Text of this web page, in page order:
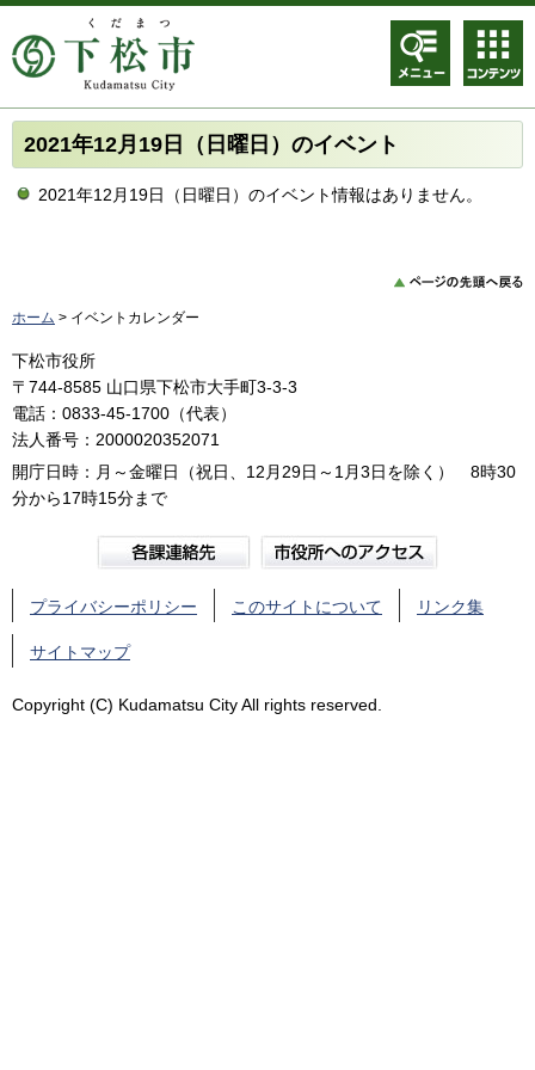
メニュ
ー
コンテ
ンツメ
ニュー
2021年12月19日（日曜日）のイベント
2021年12月19日（日曜日）のイベント情報はありません。
ホーム > イベントカレンダー
下松市役所
〒744-8585 山口県下松市大手町3-3-3
電話：0833-45-1700（代表）
法人番号：2000020352071
開庁日時：月～金曜日（祝日、12月29日～1月3日を除く） 8時30
分から17時15分まで
プライバシーポリシー このサイトについて リンク集
サイトマップ
Copyright (C) Kudamatsu City All rights reserved.